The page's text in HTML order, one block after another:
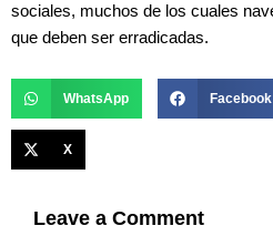
sociales, muchos de los cuales
que deben ser erradicadas.
WhatsApp Facebook
X
Leave a Comment